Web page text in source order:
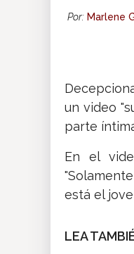
Por: Marlene
un video
parte
En el
está el
LEA